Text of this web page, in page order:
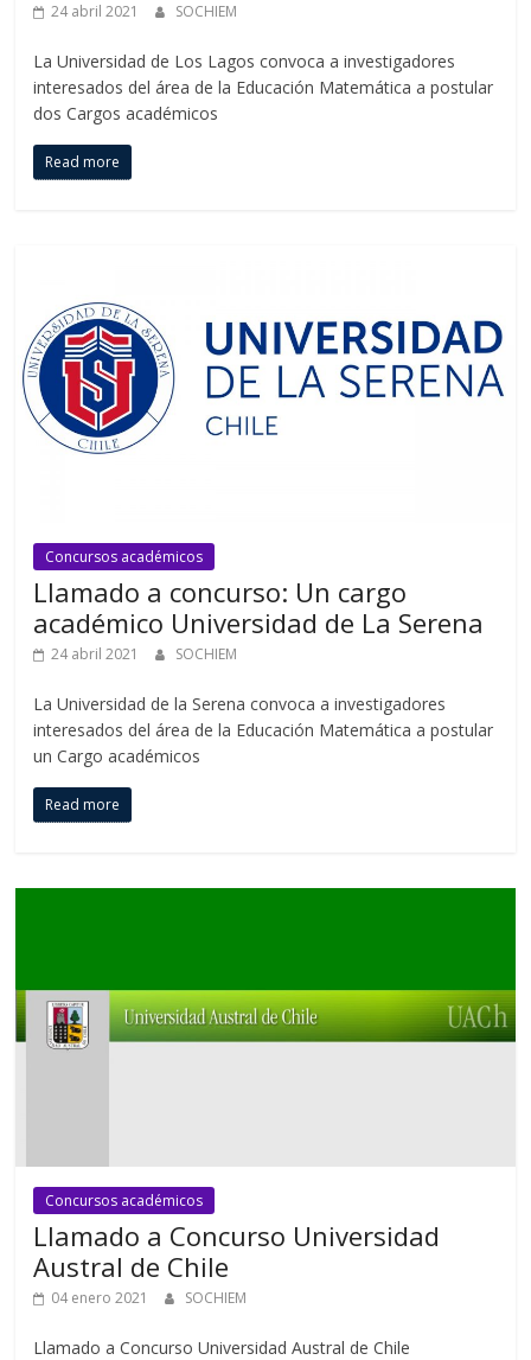
24 abril 2021 SOCHIEM
La Universidad de Los Lagos convoca a investigadores
interesados del área de la Educación Matemática a postular
dos Cargos académicos
Read more
Concursos académicos
Llamado a concurso: Un cargo
académico Universidad de La Serena
24 abril 2021 SOCHIEM
La Universidad de la Serena convoca a investigadores
interesados del área de la Educación Matemática a postular
un Cargo académicos
Read more
Concursos académicos
Llamado a Concurso Universidad
Austral de Chile
04 enero 2021 SOCHIEM
Llamado a Concurso Universidad Austral de Chile